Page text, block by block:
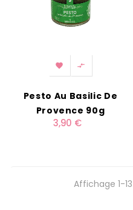
 
Pesto Au Basilic De
Provence 90g
3,90 €
Affichage 1-